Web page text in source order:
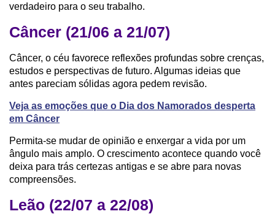
verdadeiro para o seu trabalho.
Câncer (21/06 a 21/07)
Câncer, o céu favorece reflexões profundas sobre crenças,
estudos e perspectivas de futuro. Algumas ideias que
antes pareciam sólidas agora pedem revisão.
Veja as emoções que o Dia dos Namorados desperta
em Câncer
Permita-se mudar de opinião e enxergar a vida por um
ângulo mais amplo. O crescimento acontece quando você
deixa para trás certezas antigas e se abre para novas
compreensões.
Leão (22/07 a 22/08)